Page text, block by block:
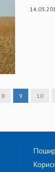
8 9 10